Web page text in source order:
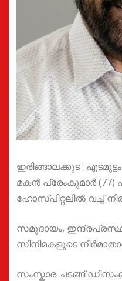
ഇരിങ്ങാലക്കുട :
മകൻ പ്രേംകുമാർ
ഹോസ്പിറ്റലിൽ വച്ച്
സമുദായം,
സിനിമകളുടെ
സംസ്കാര ചടങ്ങ്